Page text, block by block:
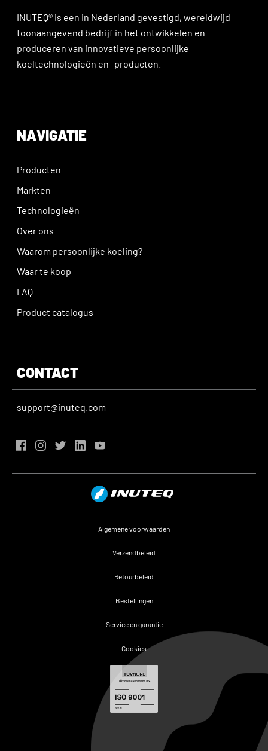
INUTEQ® is een in Nederland gevestigd, wereldwijd
toonaangevend bedrijf in het ontwikkelen en
produceren van innovatieve persoonlijke
koeltechnologieën en -producten.
NAVIGATIE
Producten
Markten
Technologieën
Over ons
Waarom persoonlijke koeling?
Waar te koop
FAQ
Product catalogus
CONTACT
support@inuteq.com
Algemene voorwaarden
Verzendbeleid
Retourbeleid
Bestellingen
Service en garantie
Cookies